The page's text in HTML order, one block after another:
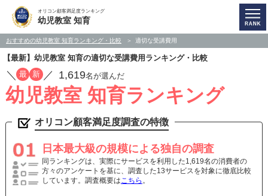
オリコン顧客満足度ランキング
幼児教室 知育
おすすめの幼児教室 知育ランキング・比較 適切な受講費用
【最新】幼児教室 知育の適切な受講費用ランキング・比較
／ 最 新 ／ 1,619名が選んだ
幼児教室 知育ランキング
オリコン顧客満足度調査の特徴
日本最大級の規模による独自の調査
同ランキングは、実際にサービスを利用した1,619名の消費者の
方々のアンケートを基に、調査した13サービスを対象に徹底比較
しています。調査概要はこちら 。